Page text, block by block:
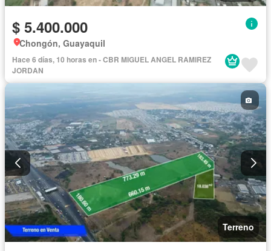
$ 5.400.000
Chongón, Guayaquil
Hace 6 días, 10 horas en - CBR MIGUEL ANGEL RAMIREZ
JORDAN
Terreno